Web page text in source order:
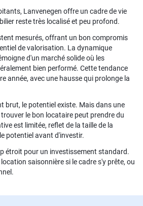
Lanvenegen offre un cadre de vie
reste très localisé et peu profond.
mesurés, offrant un bon compromis
de valorisation. La dynamique
d'un marché solide où les
bien performé. Cette tendance
année, avec une hausse qui prolonge la
brut, le potentiel existe. Mais dans une
le bon locataire peut prendre du
est limitée, reflet de la taille de la
potentiel avant d'investir.
étroit pour un investissement standard.
saisonnière si le cadre s'y prête, ou